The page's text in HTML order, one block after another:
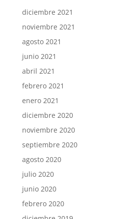
diciembre 2021
noviembre 2021
agosto 2021
junio 2021
abril 2021
febrero 2021
enero 2021
diciembre 2020
noviembre 2020
septiembre 2020
agosto 2020
julio 2020
junio 2020
febrero 2020